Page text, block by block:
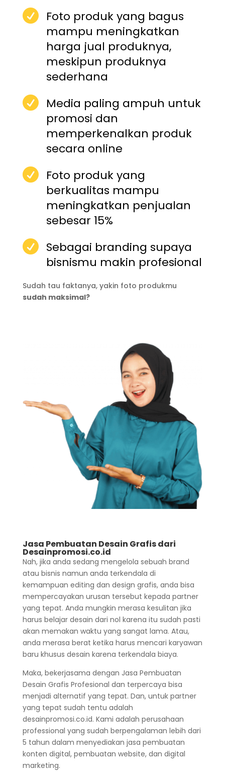
 Foto produk yang bagus
mampu meningkatkan
harga jual produknya,
meskipun produknya
sederhana
 Media paling ampuh untuk
promosi dan
memperkenalkan produk
secara online
 Foto produk yang
berkualitas mampu
meningkatkan penjualan
sebesar 15%
 Sebagai branding supaya
bisnismu makin profesional
Sudah tau faktanya, yakin foto produkmu
sudah maksimal?
Jasa Pembuatan Desain Grafis dari
Desainpromosi.co.id
Nah, jika anda sedang mengelola sebuah brand
atau bisnis namun anda terkendala di
kemampuan editing dan design grafis, anda bisa
mempercayakan urusan tersebut kepada partner
yang tepat. Anda mungkin merasa kesulitan jika
harus belajar desain dari nol karena itu sudah pasti
akan memakan waktu yang sangat lama. Atau,
anda merasa berat ketika harus mencari karyawan
baru khusus desain karena terkendala biaya.
Maka, bekerjasama dengan Jasa Pembuatan
Desain Grafis Profesional dan terpercaya bisa
menjadi alternatif yang tepat. Dan, untuk partner
yang tepat sudah tentu adalah
desainpromosi.co.id. Kami adalah perusahaan
professional yang sudah berpengalaman lebih dari
5 tahun dalam menyediakan jasa pembuatan
konten digital, pembuatan website, dan digital
marketing.